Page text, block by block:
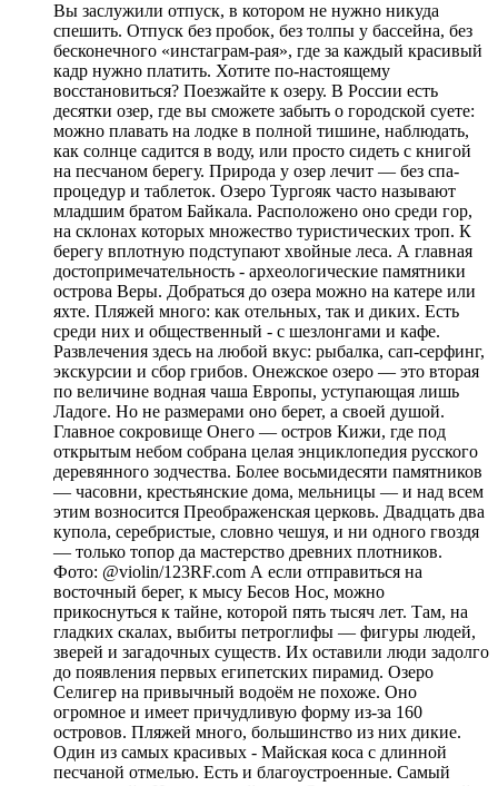
Вы заслужили отпуск, в котором не нужно никуда
спешить. Отпуск без пробок, без толпы у бассейна, без
бесконечного «инстаграм-рая», где за каждый красивый
кадр нужно платить. Хотите по-настоящему
восстановиться? Поезжайте к озеру. В России есть
десятки озер, где вы сможете забыть о городской суете:
можно плавать на лодке в полной тишине, наблюдать,
как солнце садится в воду, или просто сидеть с книгой
на песчаном берегу. Природа у озер лечит — без спа-
процедур и таблеток. Озеро Тургояк часто называют
младшим братом Байкала. Расположено оно среди гор,
на склонах которых множество туристических троп. К
берегу вплотную подступают хвойные леса. А главная
достопримечательность - археологические памятники
острова Веры. Добраться до озера можно на катере или
яхте. Пляжей много: как отельных, так и диких. Есть
среди них и общественный - с шезлонгами и кафе.
Развлечения здесь на любой вкус: рыбалка, сап-серфинг,
экскурсии и сбор грибов. Онежское озеро — это вторая
по величине водная чаша Европы, уступающая лишь
Ладоге. Но не размерами оно берет, а своей душой.
Главное сокровище Онего — остров Кижи, где под
открытым небом собрана целая энциклопедия русского
деревянного зодчества. Более восьмидесяти памятников
— часовни, крестьянские дома, мельницы — и над всем
этим возносится Преображенская церковь. Двадцать два
купола, серебристые, словно чешуя, и ни одного гвоздя
— только топор да мастерство древних плотников.
Фото: @violin/123RF.com А если отправиться на
восточный берег, к мысу Бесов Нос, можно
прикоснуться к тайне, которой пять тысяч лет. Там, на
гладких скалах, выбиты петроглифы — фигуры людей,
зверей и загадочных существ. Их оставили люди задолго
до появления первых египетских пирамид. Озеро
Селигер на привычный водоём не похоже. Оно
огромное и имеет причудливую форму из-за 160
островов. Пляжей много, большинство из них дикие.
Один из самых красивых - Майская коса с длинной
песчаной отмелью. Есть и благоустроенные. Самый